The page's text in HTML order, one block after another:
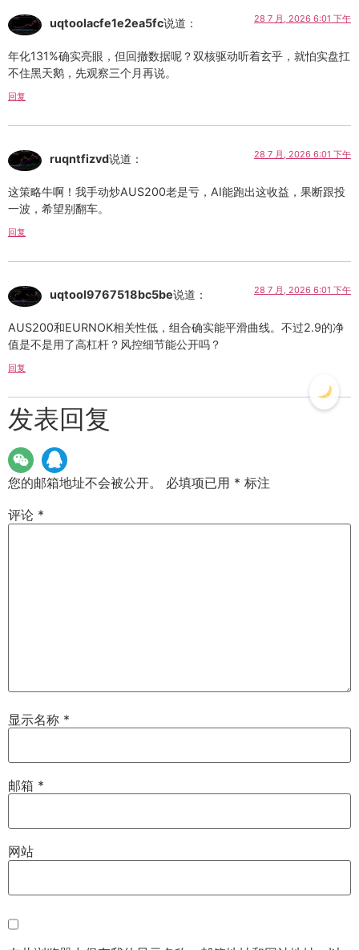
uqtoolacfe1e2ea5fc说道： 28 7 月, 2026 6:01 下午
年化131%确实亮眼，但回撤数据呢？双核驱动听着玄乎，就怕实盘扛
不住黑天鹅，先观察三个月再说。
回复
ruqntfizvd说道： 28 7 月, 2026 6:01 下午
这策略牛啊！我手动炒AUS200老是亏，AI能跑出这收益，果断跟投
一波，希望别翻车。
回复
uqtool9767518bc5be说道： 28 7 月, 2026 6:01 下午
AUS200和EURNOK相关性低，组合确实能平滑曲线。不过2.9的净
值是不是用了高杠杆？风控细节能公开吗？
回复
发表回复
您的邮箱地址不会被公开。 必填项已用 * 标注
评论 *
显示名称 *
邮箱 *
网站